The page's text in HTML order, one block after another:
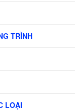
TRÌNH
LOẠI